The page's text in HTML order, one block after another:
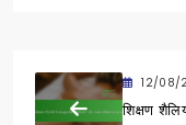
12/08/
शिक्षण